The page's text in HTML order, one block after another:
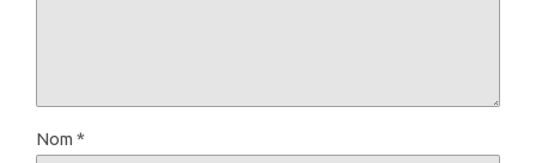
Nom *